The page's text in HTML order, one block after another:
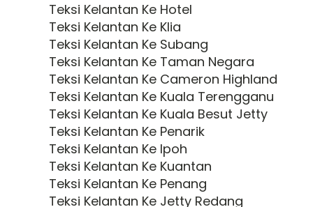
Teksi Kelantan Ke Hotel
Teksi Kelantan Ke Klia
Teksi Kelantan Ke Subang
Teksi Kelantan Ke Taman Negara
Teksi Kelantan Ke Cameron Highland
Teksi Kelantan Ke Kuala Terengganu
Teksi Kelantan Ke Kuala Besut Jetty
Teksi Kelantan Ke Penarik
Teksi Kelantan Ke Ipoh
Teksi Kelantan Ke Kuantan
Teksi Kelantan Ke Penang
Teksi Kelantan Ke Jetty Redang